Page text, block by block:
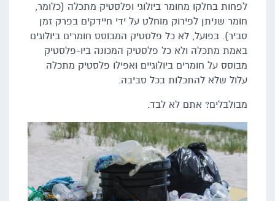
לפחות בחלקו מחומר ביולוגי ופלסטיק מתכלה (כלומר,
חומר שניתן לפירוק מוחלט על ידי חיידקים בפרק זמן
סביר). בפועל, לא כל פלסטיק המבוסס חומרים ביולוגים
באמת מתכלה ולא כל פלסטיק המכונה ביו-פלסטיק
מבוסס על חומרים ביולוגיים ואפילו פלסטיק מתכלה
עלול שלא להתכלות בכל סביבה.
מבולבלים? אתם לא לבד.